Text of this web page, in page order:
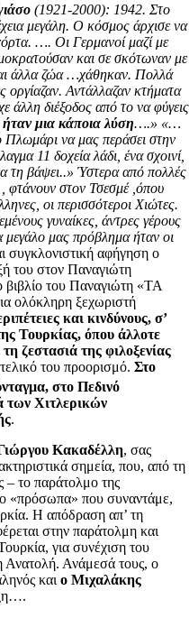
(1921-2000): 1942. Στο
μεγάλη. Ο κόσμος άρχισε να
…. Οι Γερμανοί μαζί με
και σε σκότωναν με
άλλα ζώα …χάθηκαν. Πολλά
Αντάλλαζαν κτήματα
άλλη διέξοδος από το να φύγεις
μια κάποια λύση….» «…
να μας περάσει στην
11 δοχεία λάδι, ένα σχοινί,
τη βάψει..» Ύστερα από πολλές
, φτάνουν στον Τσεσμέ ,όπου
οι περισσότεροι Χιώτες.
γυναίκες, άντρες γέρους
μεγάλο μας πρόβλημα ήταν οι
συγκλονιστική αφήγηση ο
του στον Παναγιώτη
του Παναγιώτη «ΤΑ
ολόκληρη ξεχωριστή
και κινδύνους, σ’
Τουρκίας, όπου άλλοτε
ζεστασιά της φιλοξενίας
του προορισμό.Στο
στο Πεδινό
των Χιτλερικών
.
Κακαδέλλη, σας
σημεία, που, από τη
– το παράτολμο της
«πρόσωπα» που συναντάμε,
Η απόδραση απ’ τη
στην παράτολμη και
για συνέχιση του
Ανάμεσά τους, ο
καιο Μιχαλάκης